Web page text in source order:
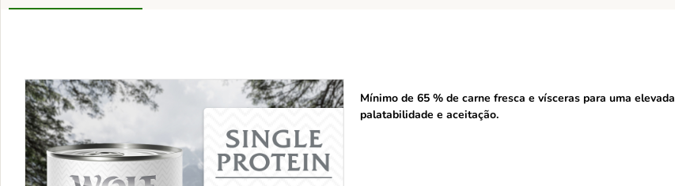
Mínimo de 65 % de carne fresca e vísceras para uma elevada
palatabilidade e aceitação.